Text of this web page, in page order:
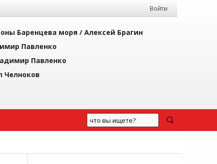
Войти
Баренцева моря / Алексей Брагин
Павленко
Павленко
Челноков